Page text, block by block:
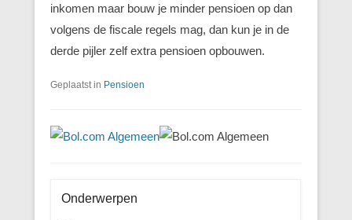
inkomen maar bouw je minder pensioen op dan
volgens de fiscale regels mag, dan kun je in de
derde pijler zelf extra pensioen opbouwen.
Geplaatst in Pensioen
Onderwerpen